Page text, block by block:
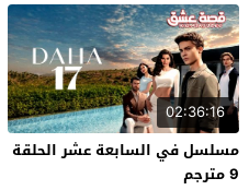
02:36:16
مسلسل في السابعة عشر الحلقة
9 مترجم